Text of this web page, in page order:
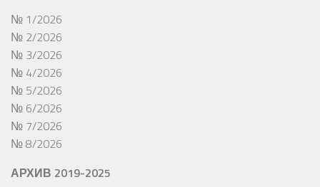
№ 1/2026
№ 2/2026
№ 3/2026
№ 4/2026
№ 5/2026
№ 6/2026
№ 7/2026
№ 8/2026
АРХИВ 2019-2025